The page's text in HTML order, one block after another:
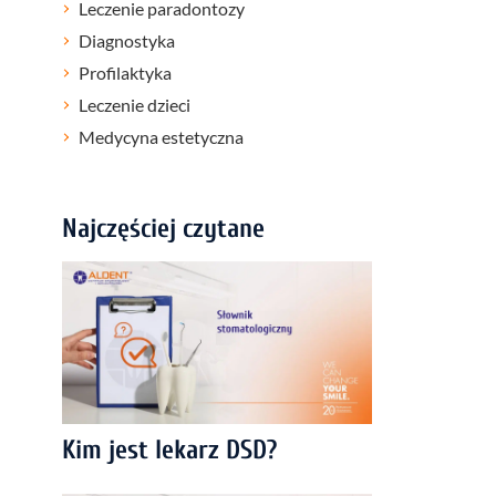
Leczenie paradontozy
Diagnostyka
Profilaktyka
Leczenie dzieci
Medycyna estetyczna
Najczęściej czytane
Kim jest lekarz DSD?